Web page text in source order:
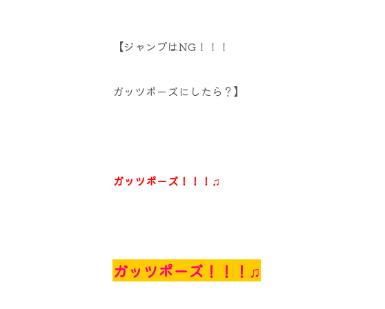
【ジャンプはNG！！！
ガッツポーズにしたら？】
ガッツポーズ！！！♫
ガッツポーズ！！！♫